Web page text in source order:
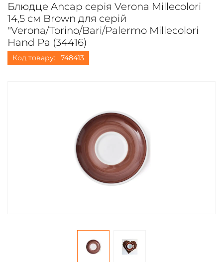
Блюдце Ancap серія Verona Millecolori
14,5 см Brown для серій
"Verona/Torino/Bari/Palermo Millecolori
Hand Pa (34416)
Код товару: 748413